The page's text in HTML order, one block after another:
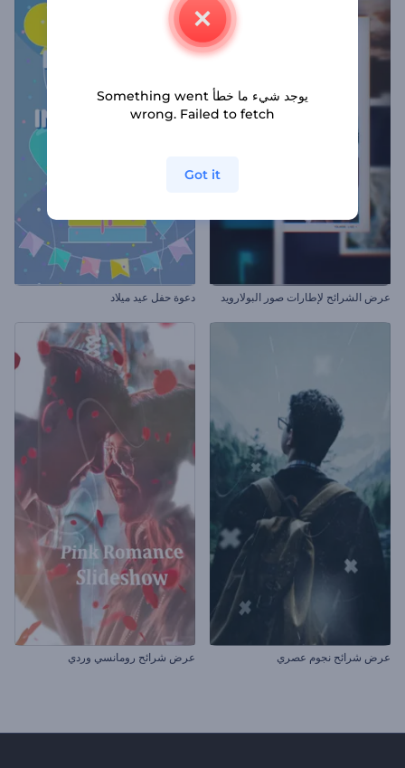
عرض الشرائح لإطارات صور البولارويد دعوة حفل عيد ميلاد
عرض شرائح نجوم عصري عرض شرائح رومانسي وردي
يوجد شيء ما خطأ Something went
wrong. Failed to fetch
Got it